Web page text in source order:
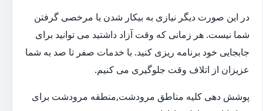
در این صورت دیگر نیازی به بیکار شدن یا مرخصی گرفتن
شما نیست. هر زمانی که وقت آزاد داشتید می توانید برای
جابجایی خود برنامه ریزی کنید. با خدمات صفر تا صد به شما
عزیزان از اتلاف وقت جلوگیری می کنیم.
پوشش دهی کلیه مناطق مرودشت,منطقه مرودشت برای